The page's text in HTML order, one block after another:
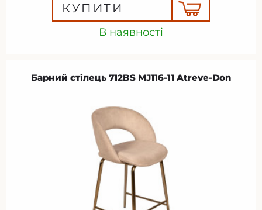
В наявності
КУПИТИ
Барний стілець 712BS MJ116-11 Atreve-Don